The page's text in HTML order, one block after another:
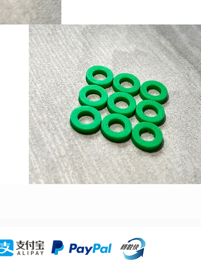
Limited Lifetime Replacement
Warranty